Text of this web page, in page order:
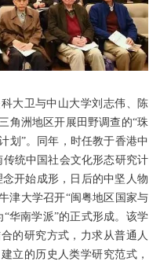
大卫与中山大学刘志伟、陈
角洲地区开展田野调查的“珠
划”。同年，时任教于香港中
统中国社会文化形态研究计
念开始成形，日后的中坚人物
津大学召开“闽粤地区国家与
华南学派”的正式形成。该学
的研究方式，力求从普通人
立的历史人类学研究范式，